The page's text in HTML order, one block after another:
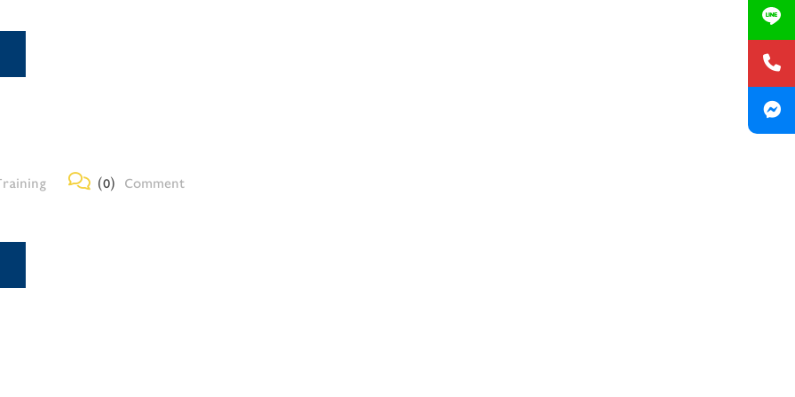
(0) Comment